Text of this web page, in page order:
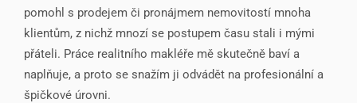
pomohl s prodejem či pronájmem nemovitostí mnoha
klientům, z nichž mnozí se postupem času stali i mými
přáteli. Práce realitního makléře mě skutečně baví a
naplňuje, a proto se snažím ji odvádět na profesionální a
špičkové úrovni.